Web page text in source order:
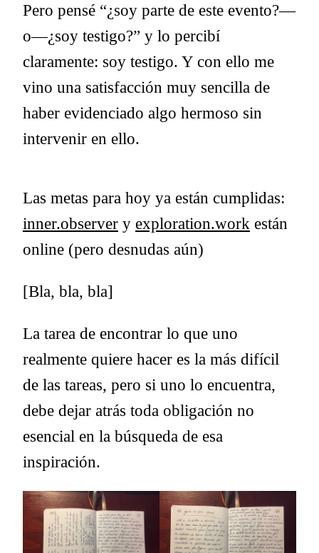
Pero pensé “¿soy parte de este evento?—
o—¿soy testigo?” y lo percibí
claramente: soy testigo. Y con ello me
vino una satisfacción muy sencilla de
haber evidenciado algo hermoso sin
intervenir en ello.
Las metas para hoy ya están cumplidas:
inner.observer y exploration.work están
online (pero desnudas aún)
[Bla, bla, bla]
La tarea de encontrar lo que uno
realmente quiere hacer es la más difícil
de las tareas, pero si uno lo encuentra,
debe dejar atrás toda obligación no
esencial en la búsqueda de esa
inspiración.